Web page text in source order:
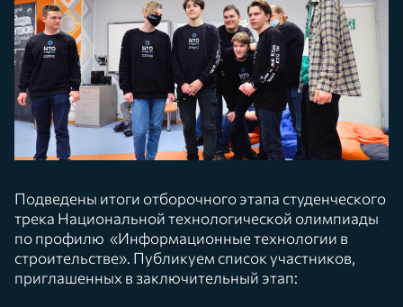
Подведены итоги отборочного этапа студенческого
трека Национальной технологической олимпиады
по профилю «Информационные технологии в
строительстве». Публикуем список участников,
приглашенных в заключительный этап: